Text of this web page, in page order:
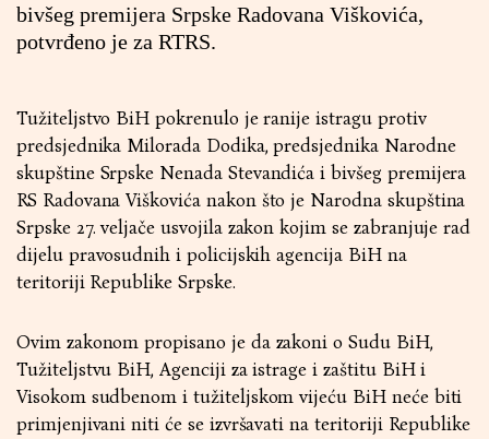
bivšeg premijera Srpske Radovana Viškovića,
potvrđeno je za RTRS.
Tužiteljstvo BiH pokrenulo je ranije istragu protiv
predsjednika Milorada Dodika, predsjednika Narodne
skupštine Srpske Nenada Stevandića i bivšeg premijera
RS Radovana Viškovića nakon što je Narodna skupština
Srpske 27. veljače usvojila zakon kojim se zabranjuje rad
dijelu pravosudnih i policijskih agencija BiH na
teritoriji Republike Srpske.
Ovim zakonom propisano je da zakoni o Sudu BiH,
Tužiteljstvu BiH, Agenciji za istrage i zaštitu BiH i
Visokom sudbenom i tužiteljskom vijeću BiH neće biti
primjenjivani niti će se izvršavati na teritoriji Republike